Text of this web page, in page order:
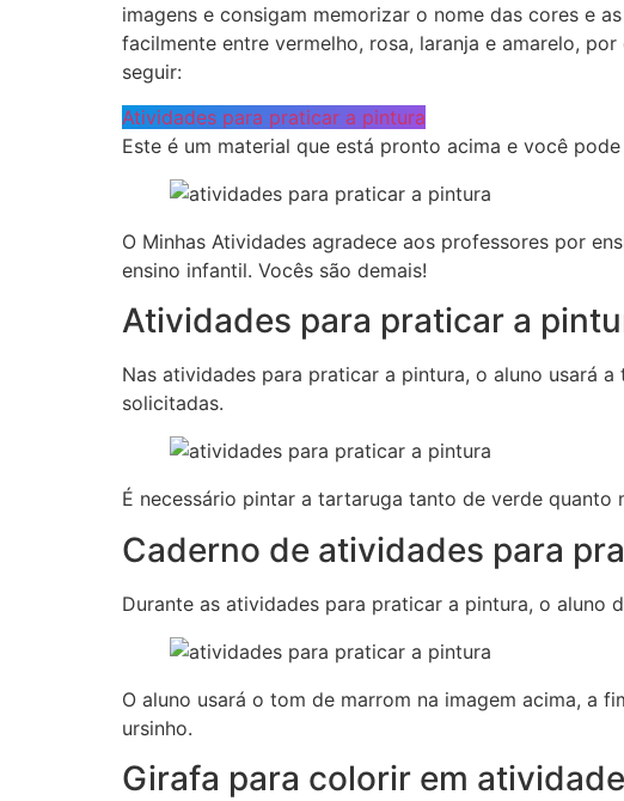
imagens e consigam memorizar o nome das cores e
facilmente entre vermelho, rosa, laranja e amarelo,
seguir:
Atividades para praticar a pintura
Este é um material que está pronto acima e você
O Minhas Atividades agradece aos professores por
ensino infantil. Vocês são demais!
Atividades para praticar a
Nas atividades para praticar a pintura, o aluno usará
solicitadas.
É necessário pintar a tartaruga tanto de verde quanto
Caderno de atividades para
Durante as atividades para praticar a pintura, o aluno
O aluno usará o tom de marrom na imagem acima, a
ursinho.
Girafa para colorir em